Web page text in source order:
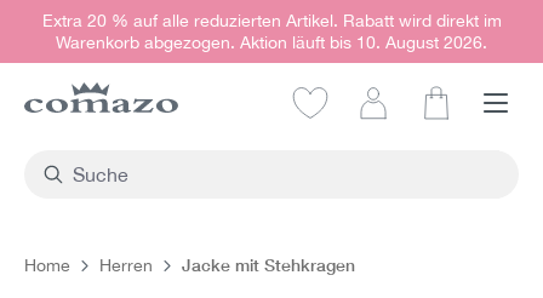
springen
Extra 20 % auf alle reduzierten Artikel. Rabatt wird direkt im
Warenkorb abgezogen. Aktion läuft bis 10. August 2026.
Home Herren Jacke mit Stehkragen